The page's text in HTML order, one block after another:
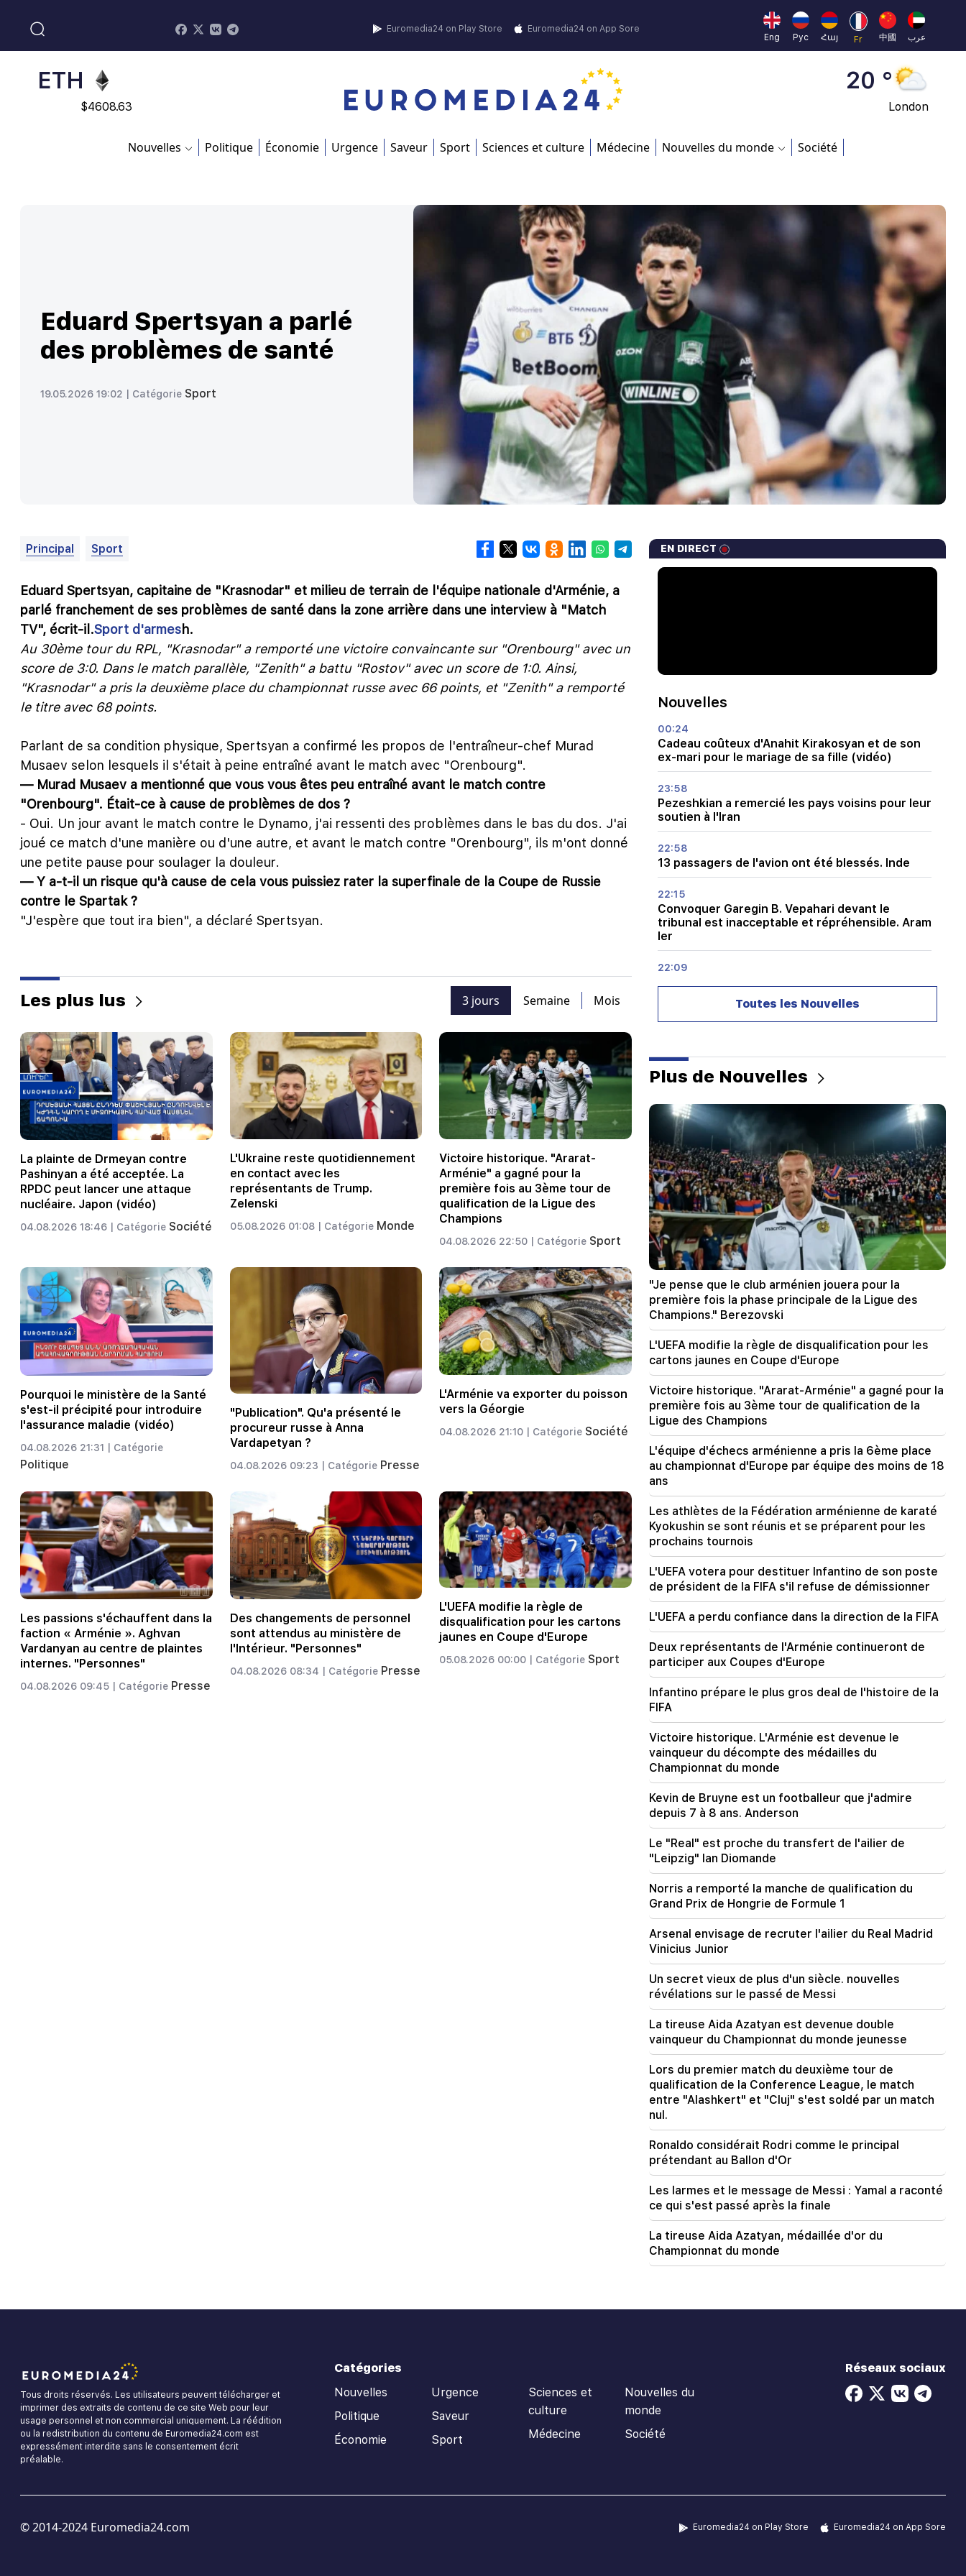
Euromedia24 on Play Store
Euromedia24 on App Sore
Eng
Рус Հայ Fr 中國 عرب ADA
$0.868816
ETH
$4608.63
45 °
Dubai
20 °
London
Brussels
16 °
Rome
23 °
Madrid
Nouvelles Politique Économie Urgence Saveur Sport Sciences et culture Médecine Nouvelles du monde Société
Eduard Spertsyan a parlé
des problèmes de santé
19.05.2026 19:02 | Catégorie Sport
Principal Sport
Eduard Spertsyan, capitaine de "Krasnodar" et milieu de terrain de l'équipe nationale d'Arménie, a
parlé franchement de ses problèmes de santé dans la zone arrière dans une interview à "Match
TV", écrit-il.Sport d'armesh.
Au 30ème tour du RPL, "Krasnodar" a remporté une victoire convaincante sur "Orenbourg" avec un
score de 3:0. Dans le match parallèle, "Zenith" a battu "Rostov" avec un score de 1:0. Ainsi,
"Krasnodar" a pris la deuxième place du championnat russe avec 66 points, et "Zenith" a remporté
le titre avec 68 points.
Parlant de sa condition physique, Spertsyan a confirmé les propos de l'entraîneur-chef Murad
Musaev selon lesquels il s'était à peine entraîné avant le match avec "Orenbourg".
— Murad Musaev a mentionné que vous vous êtes peu entraîné avant le match contre
"Orenbourg". Était-ce à cause de problèmes de dos ?
- Oui. Un jour avant le match contre le Dynamo, j'ai ressenti des problèmes dans le bas du dos. J'ai
joué ce match d'une manière ou d'une autre, et avant le match contre "Orenbourg", ils m'ont donné
une petite pause pour soulager la douleur.
— Y a-t-il un risque qu'à cause de cela vous puissiez rater la superfinale de la Coupe de Russie
contre le Spartak ?
"J'espère que tout ira bien", a déclaré Spertsyan.
Les plus lus 3 jours Semaine Mois
La plainte de Drmeyan contre
Pashinyan a été acceptée. La
RPDC peut lancer une attaque
nucléaire. Japon (vidéo)
04.08.2026 18:46 | Catégorie Société
L'Ukraine reste quotidiennement
en contact avec les
représentants de Trump.
Zelenski
05.08.2026 01:08 | Catégorie Monde
Victoire historique. "Ararat-
Arménie" a gagné pour la
première fois au 3ème tour de
qualification de la Ligue des
Champions
04.08.2026 22:50 | Catégorie Sport
Pourquoi le ministère de la Santé
s'est-il précipité pour introduire
l'assurance maladie (vidéo)
04.08.2026 21:31 | Catégorie
Politique
"Publication". Qu'a présenté le
procureur russe à Anna
Vardapetyan ?
04.08.2026 09:23 | Catégorie Presse
L'Arménie va exporter du poisson
vers la Géorgie
04.08.2026 21:10 | Catégorie Société
Les passions s'échauffent dans la
faction « Arménie ». Aghvan
Vardanyan au centre de plaintes
internes. "Personnes"
04.08.2026 09:45 | Catégorie Presse
Des changements de personnel
sont attendus au ministère de
l'Intérieur. "Personnes"
04.08.2026 08:34 | Catégorie Presse
L'UEFA modifie la règle de
disqualification pour les cartons
jaunes en Coupe d'Europe
05.08.2026 00:00 | Catégorie Sport
EN DIRECT
Nouvelles
00:24
Cadeau coûteux d'Anahit Kirakosyan et de son
ex-mari pour le mariage de sa fille (vidéo)
23:58
Pezeshkian a remercié les pays voisins pour leur
soutien à l'Iran
22:58
13 passagers de l'avion ont été blessés. Inde
22:15
Convoquer Garegin B. Vepahari devant le
tribunal est inacceptable et répréhensible. Aram
Ier
22:09
décharge près du district de Silikyan à Erevan
à Erevan
La vie d'Erevan est sur l'autel. Vardanyan sur la
qualité de l'air à Erevan (vidéo)
21:16
Ils essaient ainsi de me faire taire, car ils n’y
parviennent pas à l’Assemblée nationale. Edgar
Ghazarian
20:30
"Innadu" de Kocharyan, Sargsyan, Ter-
Petrosyan. ce gouvernement ne fait rien pour le
pays (vidéo)
20:05
Nouvelle accusation contre Gagik Tsarukyan.
Trump a choisi son successeur (vidéo)
19:37 Important
Liberté pour tous les Arméniens dans les
prisons de Bakou. Abrahamyen
19:28
Sous votre direction, le gouvernement de la RA
paix régionale. Guterres vers Pashinyan
18:35
La Russie est prête à poursuivre la gestion des
concessions des chemins de fer arméniens.
Overchuk
18:21
Les restrictions déraisonnables imposées à
l’exportation de produits arméniens vers le
marché russe sont préoccupantes. Rubinyan
vers Matvienko
18:11
Un incident tragique à la décharge de
Nubarashen
18:01
Alla Pugacheva envisage de revenir sur scène
en raison de problèmes financiers
17:52
L'Iran et Oman ont convenu de reprendre la
navigation dans le détroit d'Ormuz. Al-Arabiya
17:17
Zelensky espère que l'Ukraine développera son
propre système de missiles balistiques d'ici
2027
17:12
Kobakhidzé. Les portes de la Géorgie sont
ouvertes à tous les touristes, y compris ceux de
Russie
Trump a déjà choisi Vance comme successeur
Toutes les Nouvelles
Plus de Nouvelles
"Je pense que le club arménien jouera pour la
première fois la phase principale de la Ligue des
Champions." Berezovski
L'UEFA modifie la règle de disqualification pour les
cartons jaunes en Coupe d'Europe
Victoire historique. "Ararat-Arménie" a gagné pour la
première fois au 3ème tour de qualification de la
Ligue des Champions
L'équipe d'échecs arménienne a pris la 6ème place
au championnat d'Europe par équipe des moins de 18
ans
Les athlètes de la Fédération arménienne de karaté
Kyokushin se sont réunis et se préparent pour les
prochains tournois
L'UEFA votera pour destituer Infantino de son poste
de président de la FIFA s'il refuse de démissionner
L'UEFA a perdu confiance dans la direction de la FIFA
Deux représentants de l'Arménie continueront de
participer aux Coupes d'Europe
Infantino prépare le plus gros deal de l'histoire de la
FIFA
Victoire historique. L'Arménie est devenue le
vainqueur du décompte des médailles du
Championnat du monde
Kevin de Bruyne est un footballeur que j'admire
depuis 7 à 8 ans. Anderson
Le "Real" est proche du transfert de l'ailier de
"Leipzig" Ian Diomande
Norris a remporté la manche de qualification du
Grand Prix de Hongrie de Formule 1
Arsenal envisage de recruter l'ailier du Real Madrid
Vinicius Junior
Un secret vieux de plus d'un siècle. nouvelles
révélations sur le passé de Messi
La tireuse Aida Azatyan est devenue double
vainqueur du Championnat du monde jeunesse
Lors du premier match du deuxième tour de
qualification de la Conference League, le match
entre "Alashkert" et "Cluj" s'est soldé par un match
nul.
Ronaldo considérait Rodri comme le principal
prétendant au Ballon d'Or
Les larmes et le message de Messi : Yamal a raconté
ce qui s'est passé après la finale
La tireuse Aida Azatyan, médaillée d'or du
Championnat du monde
Tous droits réservés. Les utilisateurs peuvent télécharger et
imprimer des extraits de contenu de ce site Web pour leur
usage personnel et non commercial uniquement. La réédition
ou la redistribution du contenu de Euromedia24.com est
expressément interdite sans le consentement écrit
préalable.
Catégories
Nouvelles
Politique
Économie
Urgence
Saveur
Sport
Sciences et
culture
Médecine
Nouvelles du
monde
Société
Réseaux sociaux
© 2014-2024 Euromedia24.com Euromedia24 on Play Store Euromedia24 on App Sore